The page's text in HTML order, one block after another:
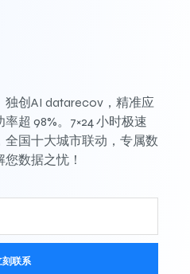
独创AI datarecov，精准应
超 98%。7×24 小时极速
国十大城市联动，专属数
数据之忧！
刻联系